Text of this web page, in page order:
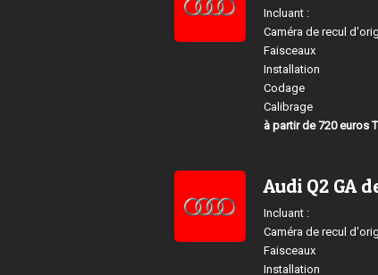
Incluant :
Caméra de recul
Faisceaux
Installation
Codage
Calibrage
à partir de 720 euros
Audi Q2 GA
Incluant :
Caméra de recul
Faisceaux
Installation